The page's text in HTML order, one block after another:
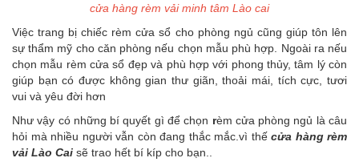
cửa hàng rèm vải minh tâm Lào cai
Việc trang bị chiếc rèm cửa sổ cho phòng ngủ cũng giúp tôn lên
sự thẩm mỹ cho căn phòng nếu chọn mẫu phù hợp. Ngoài ra nếu
chọn mẫu rèm cửa sổ đẹp và phù hợp với phong thủy, tâm lý còn
giúp bạn có được không gian thư giãn, thoải mái, tích cực, tươi
vui và yêu đời hơn
Như vậy có những bí quyết gì để chọn rèm cửa phòng ngủ là câu
hỏi mà nhiều người vẫn còn đang thắc mắc.vì thế cửa hàng rèm
vải Lào Cai sẽ trao hết bí kíp cho bạn..